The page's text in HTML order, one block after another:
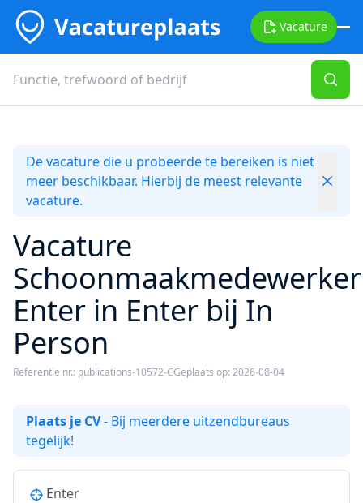
Vacature
De vacature die u probeerde te bereiken is niet
meer beschikbaar. Hierbij de meest relevante
vacature.
Vacature
Schoonmaakmedewerker
Enter in Enter bij In
Person
Referentie nr.: publications-10572-CGeplaats op: 2026-08-04
Plaats je CV- Bij meerdere uitzendbureaus
tegelijk!
Enter